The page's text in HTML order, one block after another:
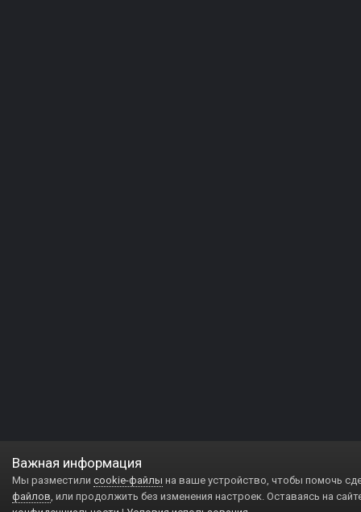
Важная информация
Мы разместили cookie-файлы на ваше устройство, чтобы помочь
файлов, или продолжить без изменения настроек. Оставаясь на